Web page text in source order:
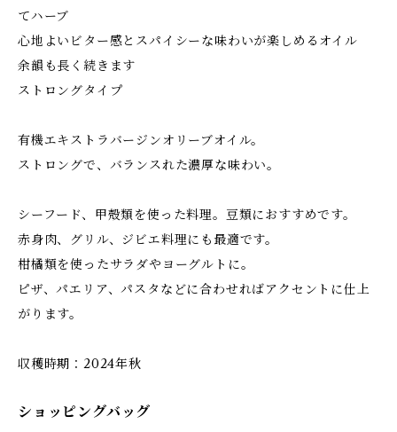
てハーブ
心地よいビター感とスパイシーな味わいが楽しめるオイル
余韻も長く続きます
ストロングタイプ
有機エキストラバージンオリーブオイル。
ストロングで、バランスれた濃厚な味わい。
シーフード、甲殻類を使った料理。豆類におすすめです。
赤身肉、グリル、ジビエ料理にも最適です。
柑橘類を使ったサラダやヨーグルトに。
ピザ、パエリア、パスタなどに合わせればアクセントに仕上
がります。
収穫時期：2024年秋
ショッピングバッグ